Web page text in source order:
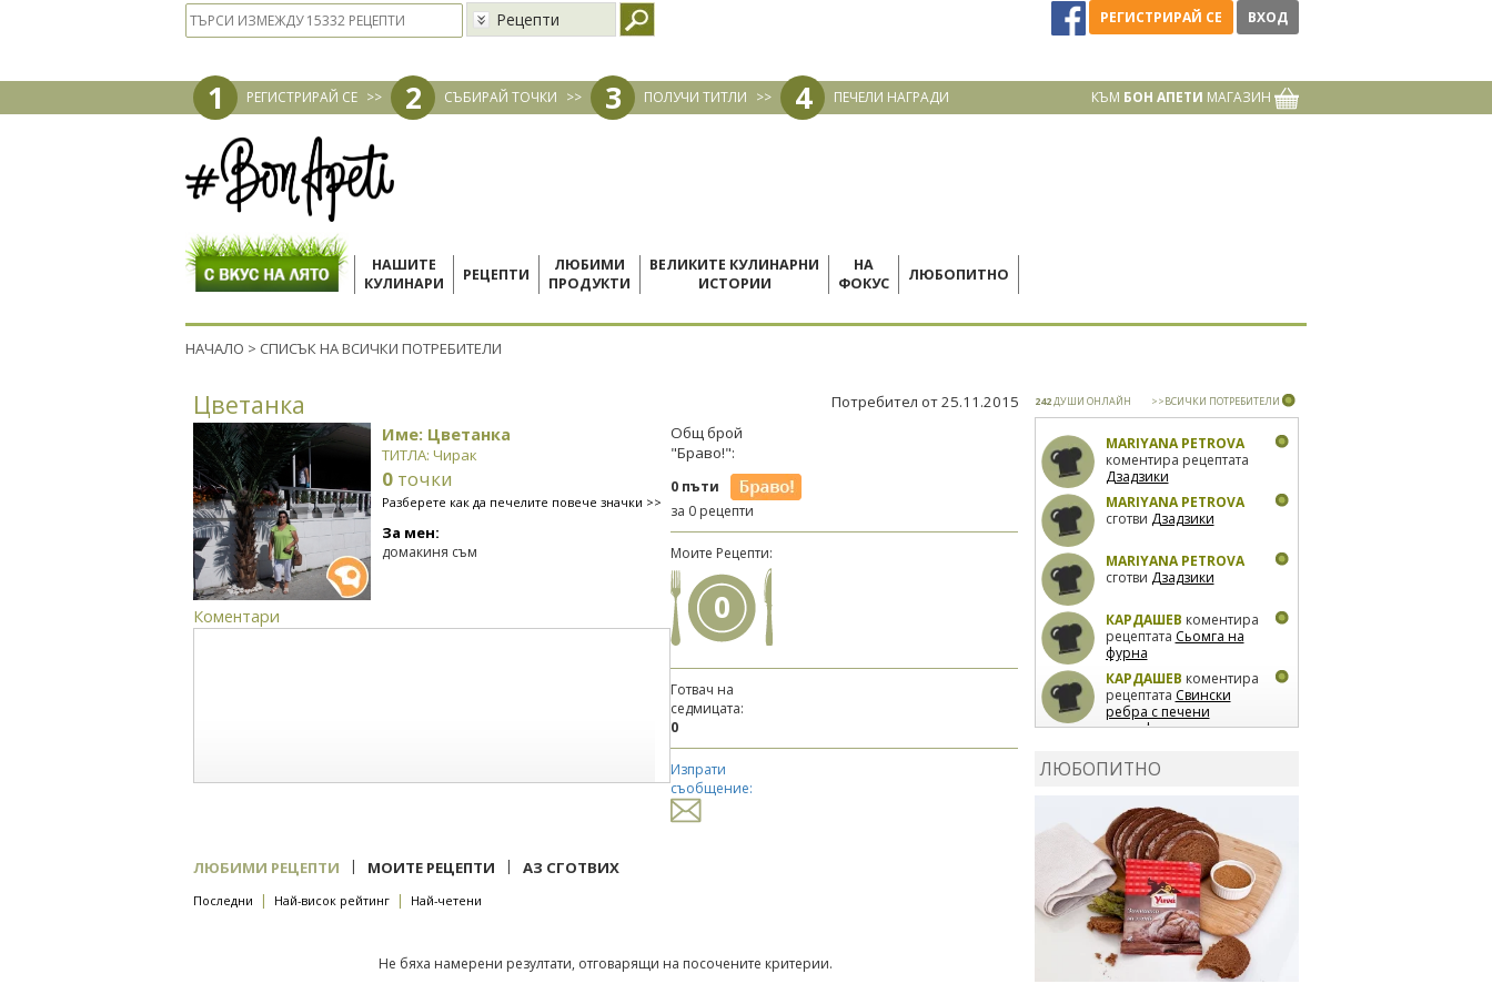
Рецепти РЕГИСТРИРАЙ СЕ ВХОД
1 РЕГИСТРИРАЙ СЕ >> 2 СЪБИРАЙ ТОЧКИ >> 3 ПОЛУЧИ ТИТЛИ >> 4 ПЕЧЕЛИ НАГРАДИ КЪМ БОН АПЕТИ МАГАЗИН
НАШИТЕ
КУЛИНАРИ
РЕЦЕПТИ
ЛЮБИМИ
ПРОДУКТИ
ВЕЛИКИТЕ КУЛИНАРНИ
ИСТОРИИ
НА
ФОКУС
ЛЮБОПИТНО
НАЧАЛО > СПИСЪК НА ВСИЧКИ ПОТРЕБИТЕЛИ
Цветанка Потребител от 25.11.2015
Име: Цветанка
ТИТЛА: Чирак
0 точки
Разберете как да печелите повече значки >>
За мен:
домакиня съм
Коментари
Общ брой
"Браво!":
0 пъти
за 0 рецепти
Моите Рецепти:
0
Готвач на
седмицата:
0
Изпрати
съобщение:
ЛЮБИМИ РЕЦЕПТИ | МОИТЕ РЕЦЕПТИ | АЗ СГОТВИХ
Последни | Най-висок рейтинг | Най-четени
Не бяха намерени резултати, отговарящи на посочените критерии.
242ДУШИ ОНЛАЙН >>ВСИЧКИ ПОТРЕБИТЕЛИ
MARIYANA PETROVA
коментира рецептата
Дзадзики
MARIYANA PETROVA
сготви Дзадзики
MARIYANA PETROVA
сготви Дзадзики
КАРДАШЕВ коментира
рецептата Сьомга на
фурна
КАРДАШЕВ коментира
рецептата Свински
ребра с печени
картофи
лимон
коментира рецептата
Киноа със зеленчуци
ЛЮБОПИТНО